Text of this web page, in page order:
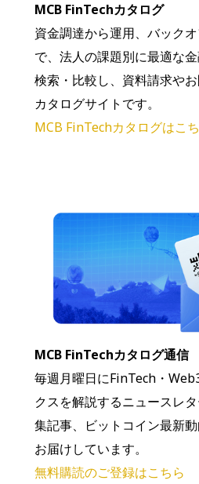
MCB FinTechカタログ
資金調達から運用、バック
で、法人の課題別に最適な
検索・比較し、資料請求や
カタログサイトです。
MCB FinTechカタログはこ
MCB FinTechカタログ通信
毎週月曜日にFinTech・
クスを解説するニュースレ
集記事、ビットコイン最新
お届けしています。
無料購読のご登録はこちら